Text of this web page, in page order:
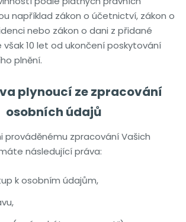
například zákon o účetnictví, zákon o
nebo zákon o dani z přidané
10 let od ukončení poskytování
plnění.
plynoucí ze zpracování
osobních údajů
prováděnému zpracování Vašich
následující práva:
k osobním údajům,